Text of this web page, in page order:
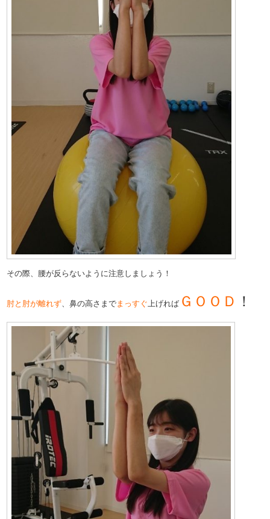
その際、腰が反らないように注意しましょう！
肘と肘が離れず、鼻の高さまでまっすぐ上げれば ＧＯＯＤ ！